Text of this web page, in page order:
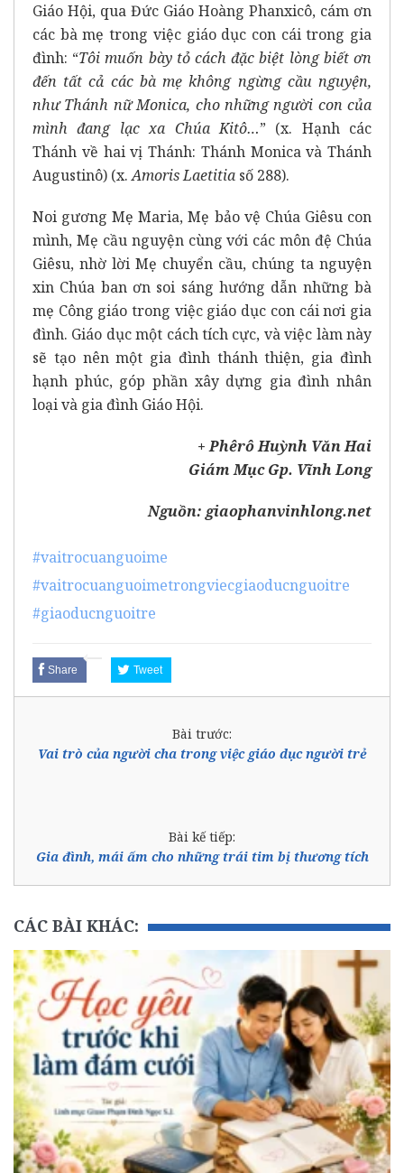
Giáo Hội, qua Đức Giáo Hoàng Phanxicô, cám ơn
các bà mẹ trong việc giáo dục con cái trong gia
đình: “Tôi muốn bày tỏ cách đặc biệt lòng biết ơn
đến tất cả các bà mẹ không ngừng cầu nguyện,
như Thánh nữ Monica, cho những người con của
mình đang lạc xa Chúa Kitô…” (x. Hạnh các
Thánh về hai vị Thánh: Thánh Monica và Thánh
Augustinô) (x.Amoris Laetitia số 288).
Noi gương Mẹ Maria, Mẹ bảo vệ Chúa Giêsu con
mình, Mẹ cầu nguyện cùng với các môn đệ Chúa
Giêsu, nhờ lời Mẹ chuyển cầu, chúng ta nguyện
xin Chúa ban ơn soi sáng hướng dẫn những bà
mẹ Công giáo trong việc giáo dục con cái nơi gia
đình. Giáo dục một cách tích cực, và việc làm này
sẽ tạo nên một gia đình thánh thiện, gia đình
hạnh phúc, góp phần xây dựng gia đình nhân
loại và gia đình Giáo Hội.
+ Phêrô Huỳnh Văn Hai
Giám Mục Gp. Vĩnh Long
Nguồn: giaophanvinhlong.net
#vaitrocuanguoime
#vaitrocuanguoimetrongviecgiaoducnguoitre
#giaoducnguoitre
Share Tweet
Bài trước:
Vai trò của người cha trong việc giáo dục người trẻ
Bài kế tiếp:
Gia đình, mái ấm cho những trái tim bị thương tích
CÁC BÀI KHÁC: